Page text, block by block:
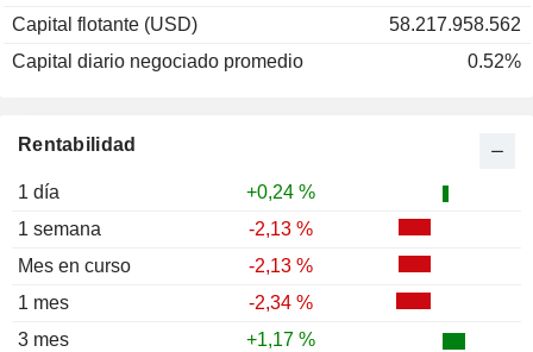
Rentabilidad
1 día
+0,24 %
1 semana
-2,13 %
Mes en curso
-2,13 %
1 mes
-2,34 %
3 mes
+1,17 %
Capital flotante (USD)
58.217.958.562
Capital diario negociado promedio
0.52%